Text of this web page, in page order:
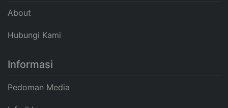
About
Hubungi Kami
Informasi
Pedoman Media